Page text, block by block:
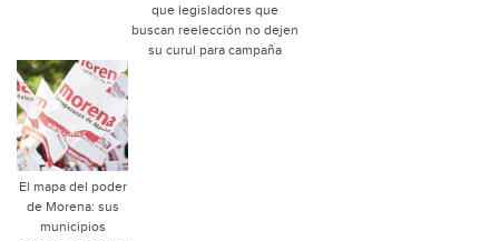
que legisladores que
buscan reelección no dejen
su curul para campaña
El mapa del poder
de Morena: sus
municipios